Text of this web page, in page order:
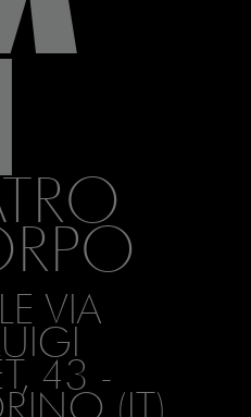
VIA
43 -
(IT)